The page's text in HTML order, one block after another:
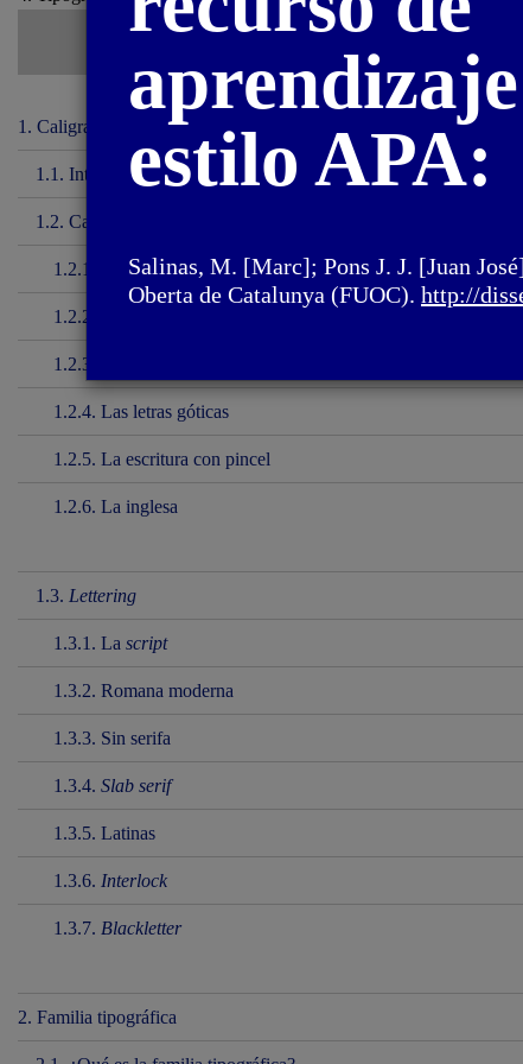
1. Caligrafía y lettering
1.1. Introducción
1.2. Caligrafía
1.2.1. La capital romana
1.2.2. La minúscula carolina
1.2.3. La letra itálica
1.2.4. Las letras góticas
1.2.5. La escritura con pincel
1.2.6. La inglesa
1.3. Lettering
1.3.1. La script
1.3.2. Romana moderna
1.3.3. Sin serifa
1.3.4. Slab serif
1.3.5. Latinas
1.3.6. Interlock
1.3.7. Blackletter
2. Familia tipográfica
estilo APA:
Salinas, M. [Marc]; Pons J. J. [Juan
Oberta de Catalunya (FUOC). http://